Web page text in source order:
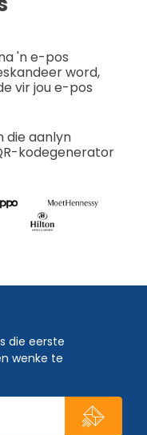
'n e-pos
word,
vir jou e-pos
die aanlyn
kodegenerator
die eerste
wenke te